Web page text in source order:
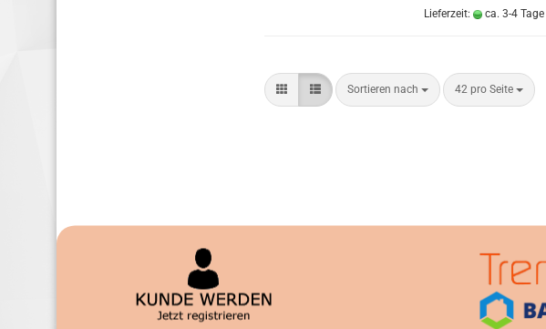
Lieferzeit: ca. 3-4 Tage
Sortieren nach 42 pro Seite